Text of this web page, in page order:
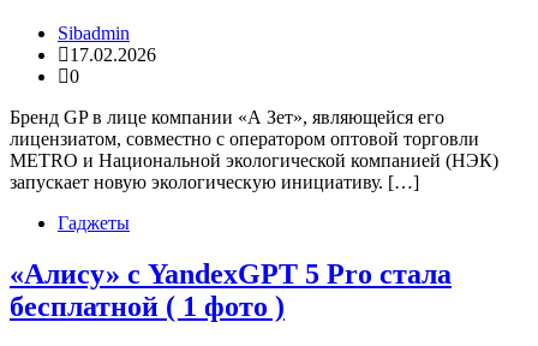
Sibadmin
17.02.2026
0
Бренд GP в лице компании «А Зет», являющейся его
лицензиатом, совместно с оператором оптовой торговли
METRO и Национальной экологической компанией (НЭК)
запускает новую экологическую инициативу. […]
Гаджеты
«Алису» с YandexGPT 5 Pro стала
бесплатной ( 1 фото )